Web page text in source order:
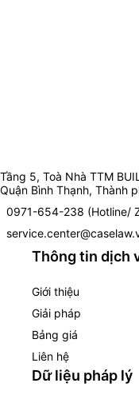
Tầng 5, Toà Nhà TTM
Quận Bình Thạnh, Thành
0971-654-238 (Hotline/
Thông tin dịch
Giới thiệu
Giải pháp
Bảng giá
Liên hệ
Dữ liệu pháp lý